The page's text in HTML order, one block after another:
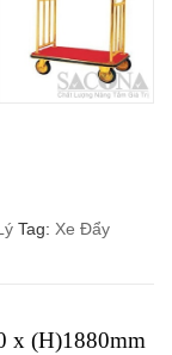
Tag: Xe Đẩy
x (H)1880mm